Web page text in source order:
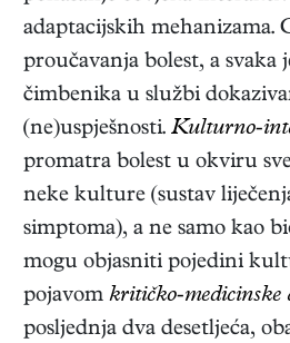
adaptacijskih mehanizama.
proučavanja bolest, a
čimbenika u službi
(ne)uspješnosti. Kulturno-
promatra bolest u okviru
neke kulture (sustav
simptoma), a ne samo kao
mogu objasniti pojedini
pojavom kritičko-medicinske
posljednja dva desetljeća,